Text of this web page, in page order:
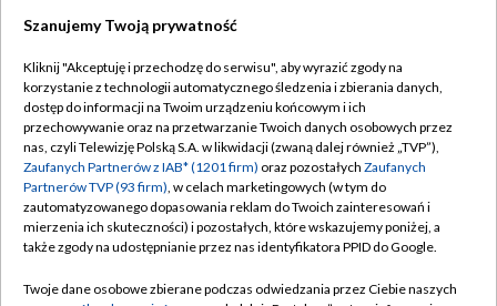
TVP
Abonament TVP
Emisja w TVP
Centrum informacji TVP
Naziemna Telewizja Cyfrowa
Regulamin TVP
Polityka prywatności
Moje zgody
Pomoc
Szanujemy Twoją prywatność
Kliknij "Akceptuję i przechodzę do serwisu", aby wyrazić zgody na
korzystanie z technologii automatycznego śledzenia i zbierania danych,
dostęp do informacji na Twoim urządzeniu końcowym i ich
przechowywanie oraz na przetwarzanie Twoich danych osobowych przez
nas, czyli Telewizję Polską S.A. w likwidacji (zwaną dalej również „TVP”),
Zaufanych Partnerów z IAB* (1201 firm) oraz pozostałych Zaufanych
Partnerów TVP (93 firm), w celach marketingowych (w tym do
zautomatyzowanego dopasowania reklam do Twoich zainteresowań i
mierzenia ich skuteczności) i pozostałych, które wskazujemy poniżej, a
także zgody na udostępnianie przez nas identyfikatora PPID do Google.
Twoje dane osobowe zbierane podczas odwiedzania przez Ciebie naszych